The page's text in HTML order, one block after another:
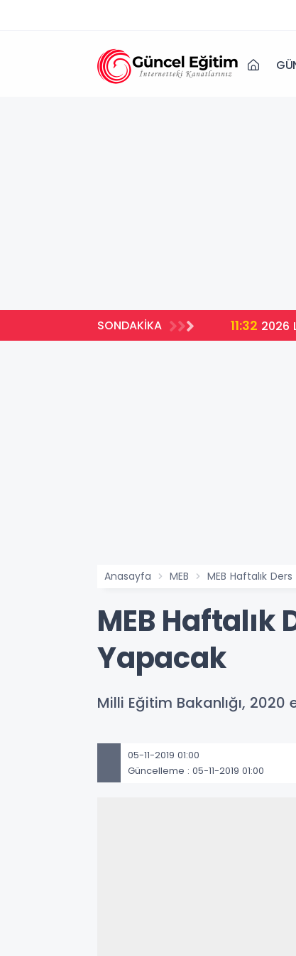
SONDAKİKA 11:32 2026
Anasayfa MEB MEB Haftalık
MEB
Yapacak
Milli Eğitim Bakanlığı,
05-11-2019 01:00
Güncelleme : 05-11-2019 01:00